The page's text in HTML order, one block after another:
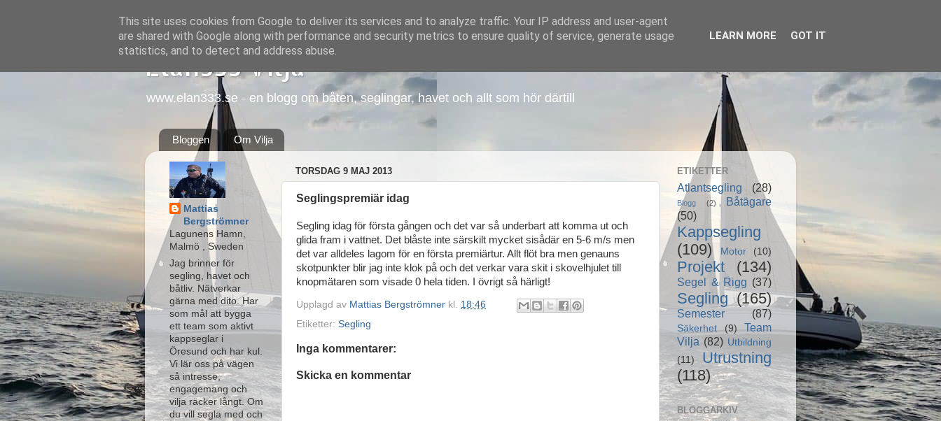
Elan333 Vilja
www.elan333.se - en blogg om båten, seglingar, havet och allt som hör därtill
Bloggen Om Vilja
TORSDAG 9 MAJ 2013
Seglingspremiär idag
Segling idag för första gången och det var så underbart att komma ut och
glida fram i vattnet. Det blåste inte särskilt mycket sisådär en 5-6 m/s men
det var alldeles lagom för en första premiärtur. Allt flöt bra men genauns
skotpunkter blir jag inte klok på och det verkar vara skit i skovelhjulet till
knopmätaren som visade 0 hela tiden. I övrigt så härligt!
Upplagd av Mattias Bergströmner kl. 18:46
Etiketter: Segling
Inga kommentarer:
Skicka en kommentar
Mattias
Bergströmner
Lagunens Hamn,
Malmö , Sweden
Jag brinner för
segling, havet och
båtliv. Nätverkar
gärna med dito. Har
som mål att bygga
ett team som aktivt
kappseglar i
Öresund och har kul.
Vi lär oss på vägen
så intresse,
engagemang och
vilja räcker långt. Om
du vill segla med och
ETIKETTER
Atlantsegling (28)
Blogg (2)
Båtägare
(50)
Kappsegling
(109)
Motor (10)
Projekt (134)
Segel & Rigg (37)
Segling (165)
Semester (87)
Säkerhet (9)
Team
Vilja (82) Utbildning
(11)
Utrustning
(118)
BLOGGARKIV
This site uses cookies from Google to deliver its services and to analyze traffic. Your IP address and user-agent
are shared with Google along with performance and security metrics to ensure quality of service, generate usage
statistics, and to detect and address abuse.
LEARN MORE GOT IT